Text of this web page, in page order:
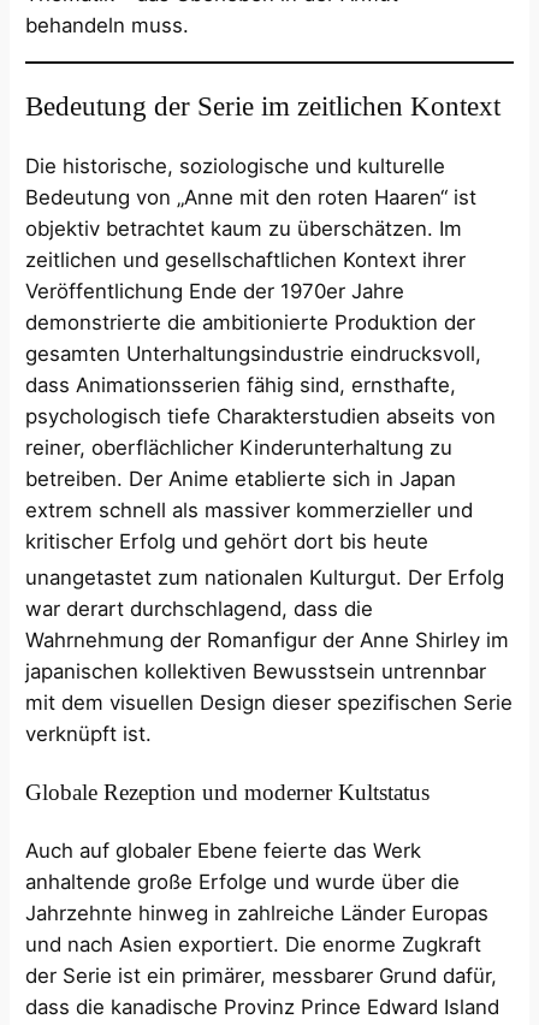
behandeln muss.
Bedeutung der Serie im zeitlichen Kontext
Die historische, soziologische und kulturelle
Bedeutung von „Anne mit den roten Haaren“ ist
objektiv betrachtet kaum zu überschätzen. Im
zeitlichen und gesellschaftlichen Kontext ihrer
Veröffentlichung Ende der 1970er Jahre
demonstrierte die ambitionierte Produktion der
gesamten Unterhaltungsindustrie eindrucksvoll,
dass Animationsserien fähig sind, ernsthafte,
psychologisch tiefe Charakterstudien abseits von
reiner, oberflächlicher Kinderunterhaltung zu
betreiben. Der Anime etablierte sich in Japan
extrem schnell als massiver kommerzieller und
kritischer Erfolg und gehört dort bis heute
unangetastet zum nationalen Kulturgut. Der Erfolg
war derart durchschlagend, dass die
Wahrnehmung der Romanfigur der Anne Shirley im
japanischen kollektiven Bewusstsein untrennbar
mit dem visuellen Design dieser spezifischen Serie
verknüpft ist.
Globale Rezeption und moderner Kultstatus
Auch auf globaler Ebene feierte das Werk
anhaltende große Erfolge und wurde über die
Jahrzehnte hinweg in zahlreiche Länder Europas
und nach Asien exportiert. Die enorme Zugkraft
der Serie ist ein primärer, messbarer Grund dafür,
dass die kanadische Provinz Prince Edward Island